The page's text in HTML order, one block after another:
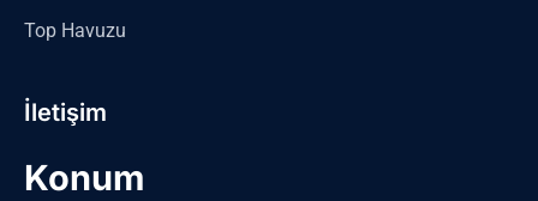
Top Havuzu
İletişim
Konum